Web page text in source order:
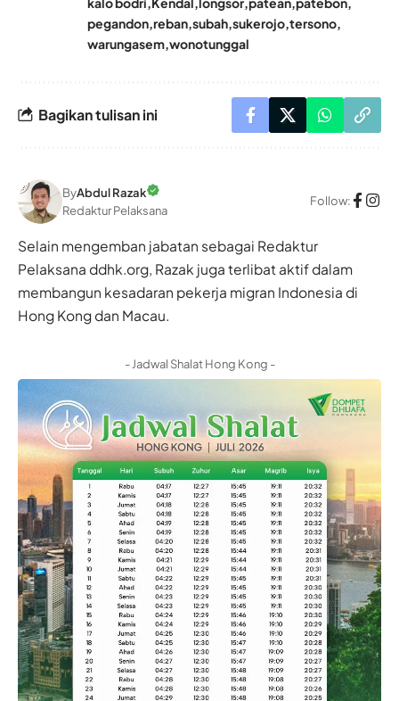
pegandon reban subah sukerojo tersono
warungasem wonotunggal
Bagikan tulisan ini
ByAbdul Razak
Redaktur Pelaksana
Follow:
Selain mengemban jabatan sebagai Redaktur
Pelaksana ddhk.org, Razak juga terlibat aktif dalam
membangun kesadaran pekerja migran Indonesia di
Hong Kong dan Macau.
- Jadwal Shalat Hong Kong -